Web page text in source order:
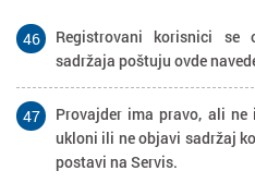
46
Registrovani korisnici se
sadržaja poštuju ovde
47
Provajder ima pravo, ali ne
ukloni ili ne objavi sadržaj
postavi na Servis.